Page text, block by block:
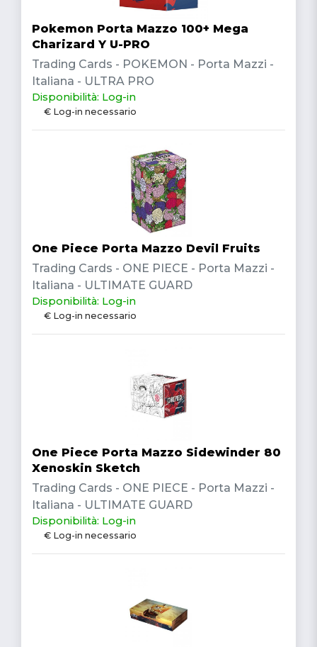
Pokemon Porta Mazzo 100+ Mega
Charizard Y U-PRO
Trading Cards - POKEMON - Porta Mazzi -
Italiana - ULTRA PRO
Disponibilità: Log-in
€ Log-in necessario
One Piece Porta Mazzo Devil Fruits
Trading Cards - ONE PIECE - Porta Mazzi -
Italiana - ULTIMATE GUARD
Disponibilità: Log-in
€ Log-in necessario
One Piece Porta Mazzo Sidewinder 80
Xenoskin Sketch
Trading Cards - ONE PIECE - Porta Mazzi -
Italiana - ULTIMATE GUARD
Disponibilità: Log-in
€ Log-in necessario